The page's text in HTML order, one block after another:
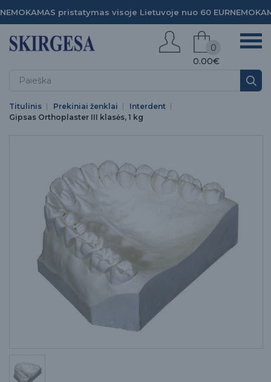
NEMOKAMAS pristatymas visoje Lietuvoje nuo 60 EUR
0.00€
0
Titulinis Prekiniai ženklai
Interdent
Gipsas Orthoplaster III klasės, 1 kg